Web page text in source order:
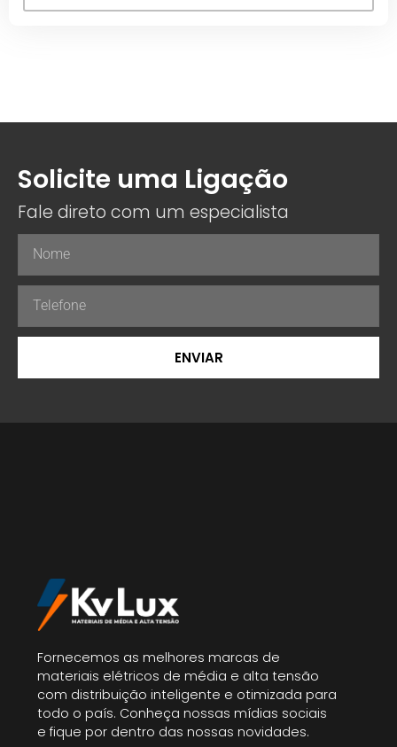
Solicite uma Ligação
Fale direto com um especialista
ENVIAR
Fornecemos as melhores marcas de
materiais elétricos de média e alta tensão
com distribuição inteligente e otimizada para
todo o país. Conheça nossas mídias sociais
e fique por dentro das nossas novidades.